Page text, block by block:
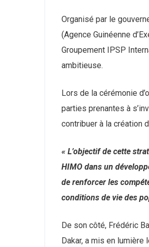
Organisé par le
(Agence Guinéenne
Groupement IPSP
ambitieuse.
Lors de la cérémonie
parties prenantes à
contribuer à la création
« L’objectif de cette
HIMO dans un
de renforcer les
conditions de vie des
De son côté, Frédéric
Dakar, a mis en